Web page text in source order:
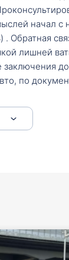
начал с
. Обратная
лишней
по
образцы
тепло